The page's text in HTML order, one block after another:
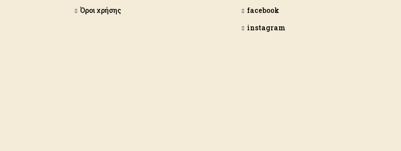
Όροι χρήσης
facebook
instagram